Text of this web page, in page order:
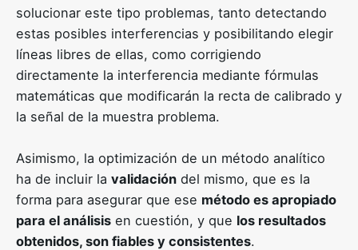
solucionar este tipo problemas, tanto detectando
estas posibles interferencias y posibilitando elegir
líneas libres de ellas, como corrigiendo
directamente la interferencia mediante fórmulas
matemáticas que modificarán la recta de calibrado y
la señal de la muestra problema.
Asimismo, la optimización de un método analítico
ha de incluir la validación del mismo, que es la
forma para asegurar que ese método es apropiado
para el análisis en cuestión, y que los resultados
obtenidos, son fiables y consistentes.